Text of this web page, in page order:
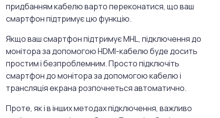
придбанням кабелю варто переконатися, що ваш
смартфон підтримує цю функцію.
Якщо ваш смартфон підтримує MHL, підключення до
монітора за допомогою HDMI-кабелю буде досить
простим і безпроблемним. Просто підключіть
смартфон до монітора за допомогою кабелю і
трансляція екрана розпочнеться автоматично.
Проте, як і в інших методах підключення, важливо